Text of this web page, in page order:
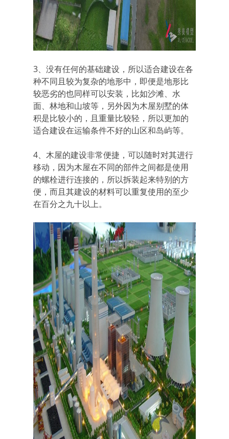
3、没有任何的基础建设，所以适合建设在各
种不同且较为复杂的地形中，即便是地形比
较恶劣的也同样可以安装，比如沙滩、水
面、林地和山坡等，另外因为木屋别墅的体
积是比较小的，且重量比较轻，所以更加的
适合建设在运输条件不好的山区和岛屿等。
4、木屋的建设非常便捷，可以随时对其进行
移动，因为木屋在不同的部件之间都是使用
的螺栓进行连接的，所以拆装起来特别的方
便，而且其建设的材料可以重复使用的至少
在百分之九十以上。